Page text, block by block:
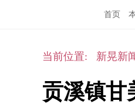
首页
当前位置: 新晃新
贡溪镇甘